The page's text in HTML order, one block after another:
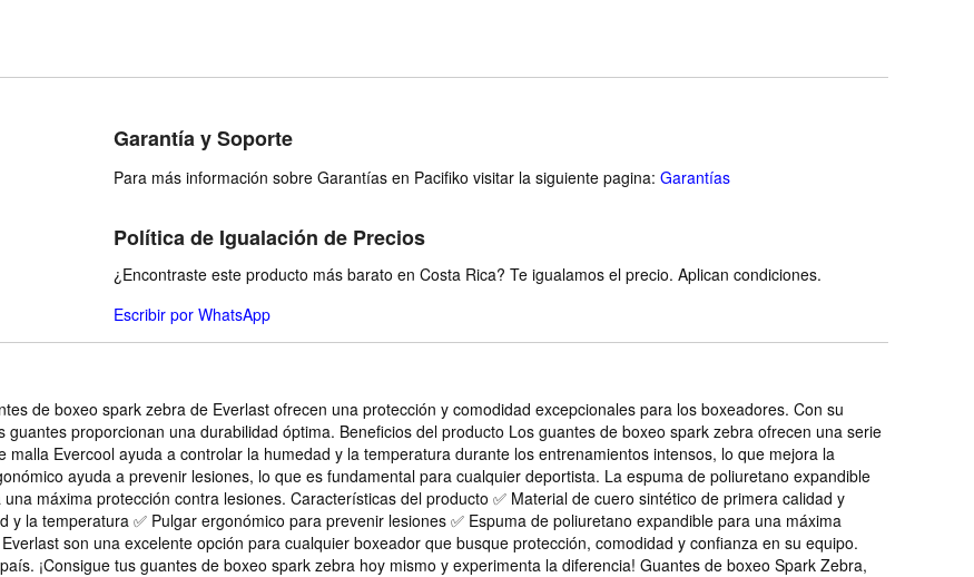
Garantía y Soporte
Para más información sobre Garantías en Pacifiko visitar la siguiente pagina: Garantías
Política de Igualación de Precios
¿Encontraste este producto más barato en Costa Rica? Te igualamos el precio. Aplican condiciones.
Escribir por WhatsApp
de boxeo spark zebra de Everlast ofrecen una protección y comodidad excepcionales para los boxeadores. Con su
proporcionan una durabilidad óptima. Beneficios del producto Los guantes de boxeo spark zebra ofrecen una serie
Evercool ayuda a controlar la humedad y la temperatura durante los entrenamientos intensos, lo que mejora la
ayuda a prevenir lesiones, lo que es fundamental para cualquier deportista. La espuma de poliuretano expandible
máxima protección contra lesiones. Características del producto ✅ Material de cuero sintético de primera calidad y
la temperatura ✅ Pulgar ergonómico para prevenir lesiones ✅ Espuma de poliuretano expandible para una máxima
son una excelente opción para cualquier boxeador que busque protección, comodidad y confianza en su equipo.
¡Consigue tus guantes de boxeo spark zebra hoy mismo y experimenta la diferencia! Guantes de boxeo Spark Zebra,